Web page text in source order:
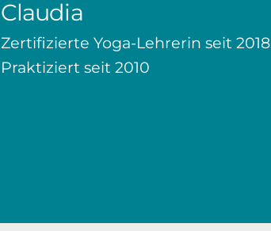
Claudia
Zertifizierte Yoga-Lehrerin seit 2018
Praktiziert seit 2010